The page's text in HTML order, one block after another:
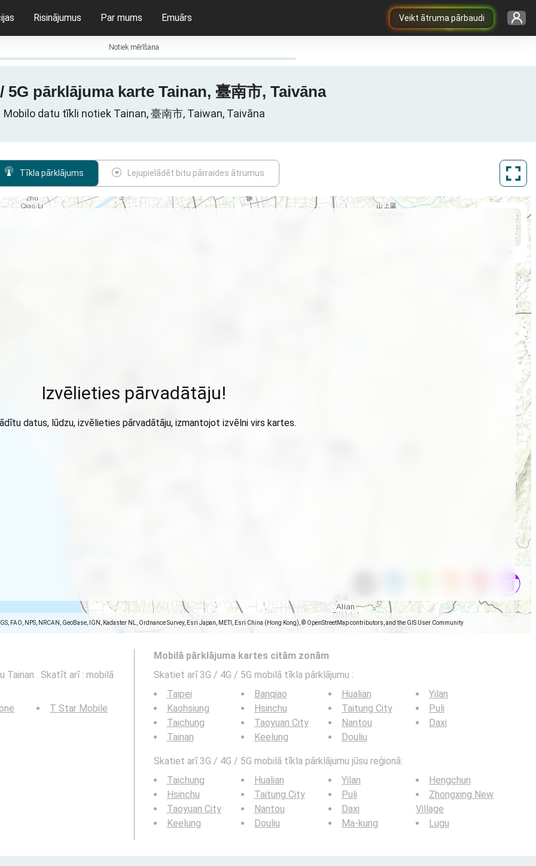
Veikt ātruma pārbaudi
Risinājumus Par mums Emuārs
Notiek mērīšana
5G pārklājuma karte Tainan, 臺南市, Taivāna
Mobilo datu tīkli notiek Tainan, 臺南市, Taiwan, Taivāna
Tīkla pārklājums Lejupielādēt bitu pārraides ātrumus
FAO, NPS, NRCAN, GeoBase, IGN, Kadaster NL, Ordnance Survey, Esri Japan, METI, Esri China (Hong Kong), © OpenStreetMap contributors, and the GIS User Community
Izvēlieties pārvadātāju!
datus, lūdzu, izvēlieties pārvadātāju, izmantojot izvēlni virs kartes.
Tainan . Skatīt arī : mobilā
T Star Mobile
Mobilā pārklājuma kartes citām zonām
Skatiet arī 3G / 4G / 5G mobilā tīkla pārklājumu :
Taipei
Kaohsiung
Taichung
Tainan
Banqiao
Hsinchu
Taoyuan City
Keelung
Hualian
Taitung City
Nantou
Douliu
Yilan
Puli
Daxi
Skatiet arī 3G / 4G / 5G mobilā tīkla pārklājumu jūsu reģionā:
Taichung
Hsinchu
Taoyuan City
Keelung
Hualian
Taitung City
Nantou
Douliu
Yilan
Puli
Daxi
Ma-kung
Hengchun
Zhongxing New
Village
Lugu